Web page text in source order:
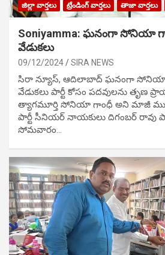
జిల్లా వార్తలు ట్రేండింగ్ వార్తలు తాజా వార్తలు
Soniyamma: ఘ‌నంగా సోనియా
వేడుక‌లు
09/12/2024 SIRA NEWS
సిరా న్యూస్, ఆదిలాబాద్ ఘ‌నంగా సోనియా
వేడుక‌లు పార్టీ కోసం ప‌ద‌వుల‌ను తృణ
త్యాగమూర్తి సోనియా గాంధీ అని మాజీ
పార్టీ సీనియ‌ర్ నాయ‌కులు దిగంబ‌ర్ రావు
సోమవారం…